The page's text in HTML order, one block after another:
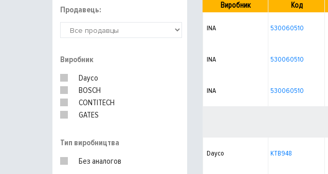
Продавець:
Виробник
Dayco
BOSCH
CONTITECH
GATES
Тип виробництва
Без аналогов
Виробник Код
INA 530060510
INA 530060510
INA 530060510
Dayco KTB948